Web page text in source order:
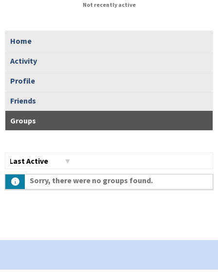
Not recently active
Home
Activity
Profile
Friends
Groups
по:
Sorry, there were no groups found.